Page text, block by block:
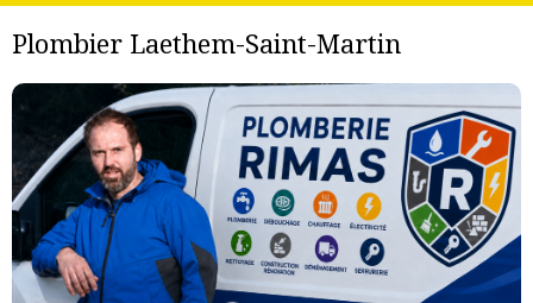
Plombier Laethem-Saint-Martin